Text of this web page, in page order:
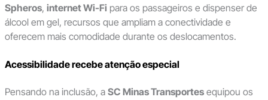
Spheros, internet Wi-Fi para os passageiros e dispenser de
álcool em gel, recursos que ampliam a conectividade e
oferecem mais comodidade durante os deslocamentos.
Acessibilidade recebe atenção especial
Pensando na inclusão, a SC Minas Transportesequipou os